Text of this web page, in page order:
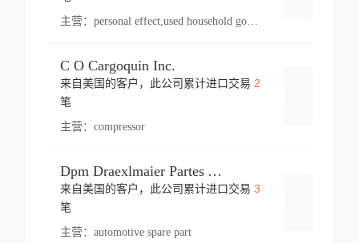
主营： personal effect,used household goods
C O Cargoquin Inc.
来自美国的客户，此公司累计进口交易 2
笔
主营： compressor
Dpm Draexlmaier Partes Automotrices Corr Ind Huejotzingo
来自美国的客户，此公司累计进口交易 3
笔
主营： automotive spare part